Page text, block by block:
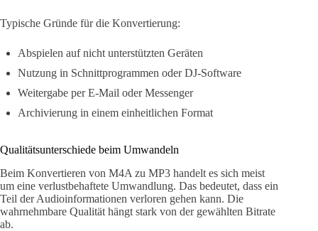
Typische Gründe für die Konvertierung:
Abspielen auf nicht unterstützten Geräten
Nutzung in Schnittprogrammen oder DJ-Software
Weitergabe per E-Mail oder Messenger
Archivierung in einem einheitlichen Format
Qualitätsunterschiede beim Umwandeln
Beim Konvertieren von M4A zu MP3 handelt es sich meist
um eine verlustbehaftete Umwandlung. Das bedeutet, dass ein
Teil der Audioinformationen verloren gehen kann. Die
wahrnehmbare Qualität hängt stark von der gewählten Bitrate
ab.